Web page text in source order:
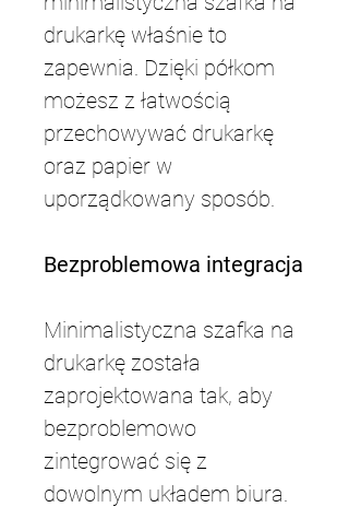
drukarkę właśnie to
zapewnia. Dzięki półkom
możesz z łatwością
przechowywać drukarkę
oraz papier w
uporządkowany sposób.
Bezproblemowa integracja
Minimalistyczna szafka na
drukarkę została
zaprojektowana tak, aby
bezproblemowo
zintegrować się z
dowolnym układem biura.